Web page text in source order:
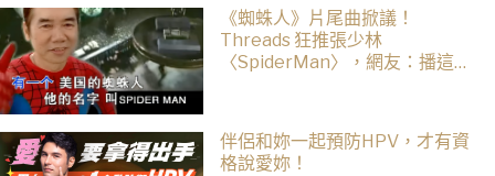
《蜘蛛人》片尾曲掀議！
Threads 狂推張少林
〈SpiderMan〉，網友：播這個
伴侶和妳一起預防HPV，才有資
格說愛妳！